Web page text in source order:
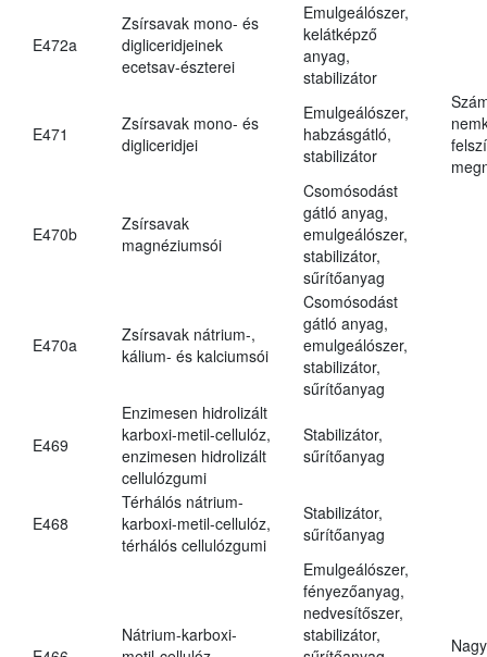
E472a
Zsírsavak mono- és
digliceridjeinek
ecetsav-észterei
Emulgeálószer,
kelátképző
anyag,
stabilizátor
E471
Zsírsavak mono- és
digliceridjei
Emulgeálószer,
habzásgátló,
stabilizátor
E470b
Zsírsavak
magnéziumsói
Csomósodást
gátló anyag,
emulgeálószer,
stabilizátor,
sűrítőanyag
E470a
Zsírsavak nátrium-,
kálium- és kalciumsói
Csomósodást
gátló anyag,
emulgeálószer,
stabilizátor,
sűrítőanyag
E469
Enzimesen hidrolizált
karboxi-metil-cellulóz,
enzimesen hidrolizált
cellulózgumi
Stabilizátor,
sűrítőanyag
E468
Térhálós nátrium-
karboxi-metil-cellulóz,
térhálós cellulózgumi
Stabilizátor,
sűrítőanyag
Nátrium-karboxi-
Emulgeálószer,
fényezőanyag,
nedvesítőszer,
stabilizátor,